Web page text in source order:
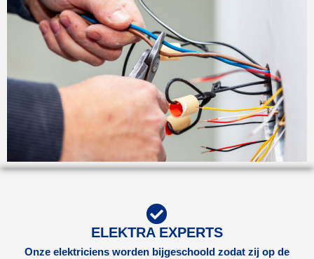
ELEKTRA EXPERTS
Onze elektriciens worden bijgeschoold zodat zij op de